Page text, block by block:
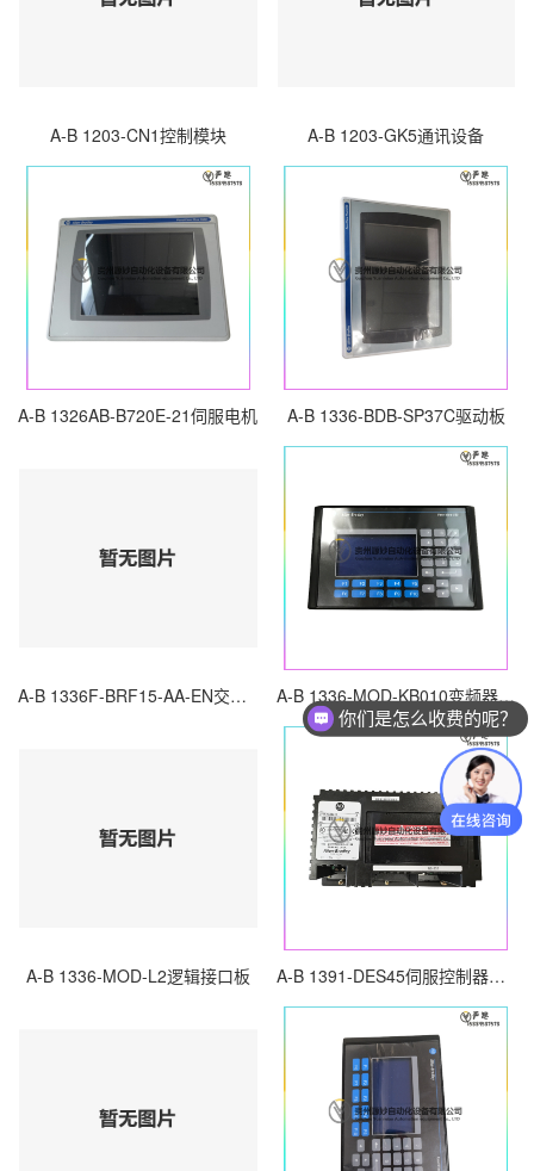
A-B 1203-CN1控制模块 A-B 1203-GK5通讯设备
A-B 1326AB-B720E-21伺服电机 A-B 1336-BDB-SP37C驱动板
A-B 1336F-BRF15-AA-EN交流驱动器 A-B 1336-MOD-KB010变频器模块
A-B 1336-MOD-L2逻辑接口板 A-B 1391-DES45伺服控制器驱动器
你们是怎么收费的呢？